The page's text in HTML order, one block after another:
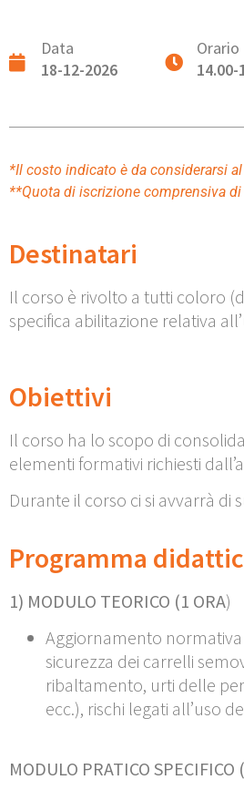
Data
18-12-2026
Orario
14.00-
*Il costo indicato è da considerarsi al
**Quota di iscrizione comprensiva
Destinatari
Il corso è rivolto a tutti coloro
specifica abilitazione relativa
Obiettivi
Il corso ha lo scopo di
elementi formativi richiesti
Durante il corso ci si avvarrà
Programma
1) MODULO TEORICO (1 ORA)
Aggiornamento
sicurezza dei carrelli
ribaltamento, urti delle
ecc.), rischi legati all’uso
MODULO PRATICO SPECIFICO